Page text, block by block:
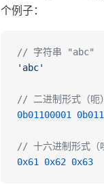
个例子：
// 字符串 "abc"
'abc'
// 二进制形式（呃）
0b01100001
// 十六进制形式（
0x61
0x62 0x63